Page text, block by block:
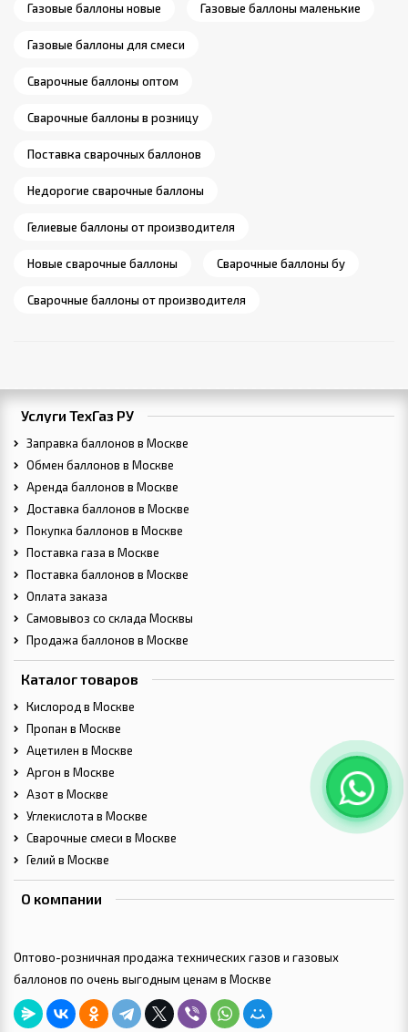
Газовые баллоны новые Газовые баллоны маленькие
Газовые баллоны для смеси
Сварочные баллоны оптом
Сварочные баллоны в розницу
Поставка сварочных баллонов
Недорогие сварочные баллоны
Гелиевые баллоны от производителя
Новые сварочные баллоны Сварочные баллоны бу
Сварочные баллоны от производителя
Услуги ТехГаз РУ
Заправка баллонов в Москве
Обмен баллонов в Москве
Аренда баллонов в Москве
Доставка баллонов в Москве
Покупка баллонов в Москве
Поставка газа в Москве
Поставка баллонов в Москве
Оплата заказа
Самовывоз со склада Москвы
Продажа баллонов в Москве
Каталог товаров
Кислород в Москве
Пропан в Москве
Ацетилен в Москве
Аргон в Москве
Азот в Москве
Углекислота в Москве
Сварочные смеси в Москве
Гелий в Москве
О компании
Оптово-розничная продажа технических газов и газовых
баллонов по очень выгодным ценам в Москве